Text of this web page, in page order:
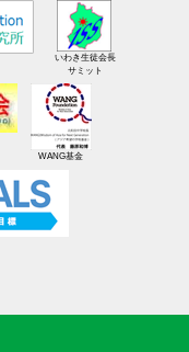
いわき生徒会長
サミット
WANG基金